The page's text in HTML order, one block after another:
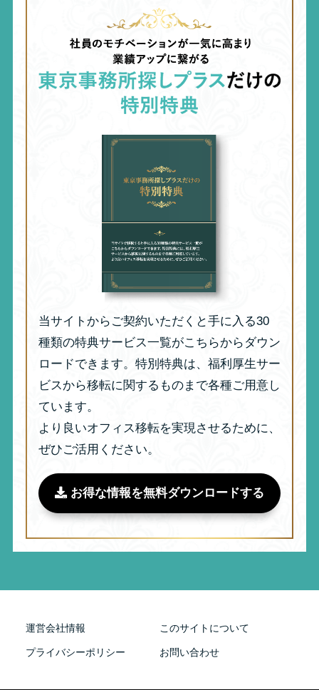
当サイトからご契約いただくと手に入る30
種類の特典サービス一覧がこちらからダウン
ロードできます。特別特典は、福利厚生サー
ビスから移転に関するものまで各種ご用意し
ています。
より良いオフィス移転を実現させるために、
ぜひご活用ください。
お得な情報を無料ダウンロードする
運営会社情報 このサイトについて
プライバシーポリシー お問い合わせ